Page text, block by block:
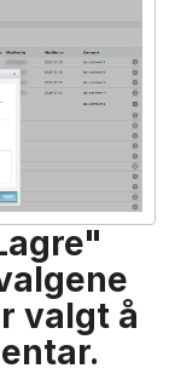
valgt å